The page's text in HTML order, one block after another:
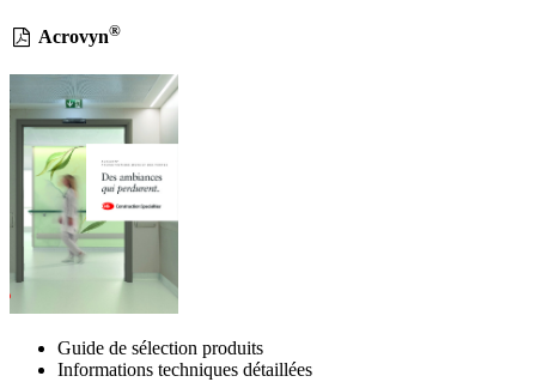
Acrovyn®
Guide de sélection produits
Informations techniques détaillées